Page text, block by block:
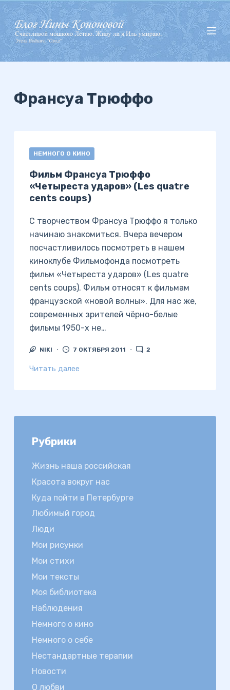
П
е
р
е
й
Франсуа Трюффо
НЕМНОГО О КИНО
Фильм Франсуа Трюффо
«Четыреста ударов» (Les quatre
cents coups)
С творчеством Франсуа Трюффо я только
начинаю знакомиться. Вчера вечером
посчастливилось посмотреть в нашем
киноклубе Фильмофонда посмотреть
фильм «Четыреста ударов» (Les quatre
cents coups). Фильм относят к фильмам
французской «новой волны». Для нас же,
современных зрителей чёрно-белые
фильмы 1950-х не…
NIKI 7 ОКТЯБРЯ 2011 2
Читать далее
Рубрики
Жизнь наша российская
Красота вокруг нас
Куда пойти в Петербурге
Любимый город
Люди
Мои рисунки
Мои стихи
Мои тексты
Моя библиотека
Наблюдения
Немного о кино
Немного о себе
Нестандартные терапии
Новости
О любви